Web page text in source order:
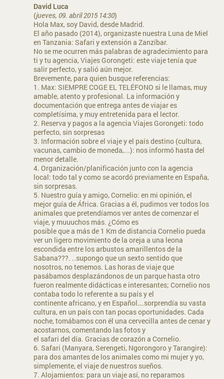
David Luca
(jueves, 09. abril 2015 14:30)
Hola Max, soy David, desde Madrid.
El año pasado (2014), organizaste nuestra Luna de Miel
en Tanzania: Safari y extensión a Zanzíbar.
No se me ocurren más palabras de agradecimiento para
ti y tu agencia, Viajes Gorongeti: este viaje tenía que
salir perfecto, y salió aún mejor.
Brevemente, para quien busque referencias:
1. Max: SIEMPRE COGE EL TELÉFONO si le llamas, muy
amable, atento y profesional. La información y
documentación que entrega antes de viajar es
completísima, y muy entretenida para el lector.
2. Reserva y pagos a la agencia Viajes Gorongeti: todo
perfecto, sin sorpresas
3. Información sobre el viaje y el país destino (cultura,
vacunas, cambio de moneda,...): nos informó hasta del
menor detalle.
4. Organización/planificación junto con la agencia
local: todo tal y como se acordó previamente en España,
sin sorpresas.
5. Nuestro guía y amigo, Cornelio: en mi opinión, el
mejor guía de África. Gracias a él, pudimos ver todos los
animales que pretendíamos ver antes de comenzar el
viaje, y muuuchos más. ¿Cómo es
posible que a más de 1 Km de distancia Cornelio pueda
ver un ligero movimiento de la oreja a una leona
escondida entre los arbustos amarillentos de la
Sabana???. ..supongo que un sexto sentido que
nosotros, no tenemos. Las horas de viaje que
pasábamos desplazándonos de un parque hasta otro
fueron realmente didácticas e interesantes; Cornelio nos
contaba todo lo referente a su país y el
continente africano, y en Español….sorprendía su vasta
cultura, en un país con tan pocas oportunidades. Cada
noche, tomábamos con él una cervecilla antes de cenar y
acostarnos, comentando las fotos y
el safari del día. Gracias de corazón a Cornelio.
6. Safari (Manyara, Serengeti, Ngorongoro y Tarangire):
para dos amantes de los animales como mi mujer y yo,
simplemente, el viaje de nuestros sueños.
7. Alojamientos: para un viaje así, no reparamos